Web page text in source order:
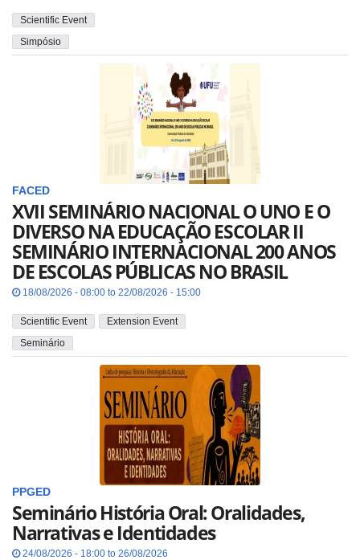
Scientific Event
Simpósio
FACED
XVII SEMINÁRIO NACIONAL O UNO E O
DIVERSO NA EDUCAÇÃO ESCOLAR II
SEMINÁRIO INTERNACIONAL 200 ANOS
DE ESCOLAS PÚBLICAS NO BRASIL
18/08/2026 - 08:00 to 22/08/2026 - 15:00
Scientific Event
Extension Event
Seminário
PPGED
Seminário História Oral: Oralidades,
Narrativas e Identidades
24/08/2026 - 18:00 to 26/08/2026